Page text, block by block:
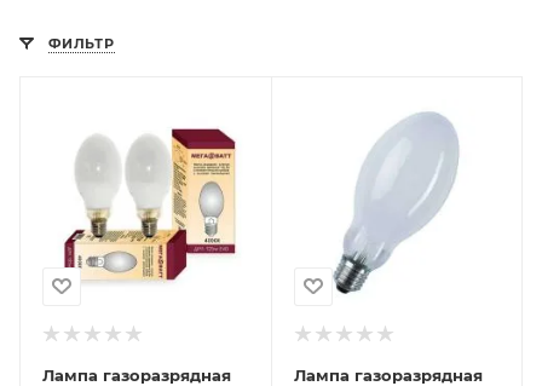
ФИЛЬТР
Лампа газоразрядная
Лампа газоразрядная